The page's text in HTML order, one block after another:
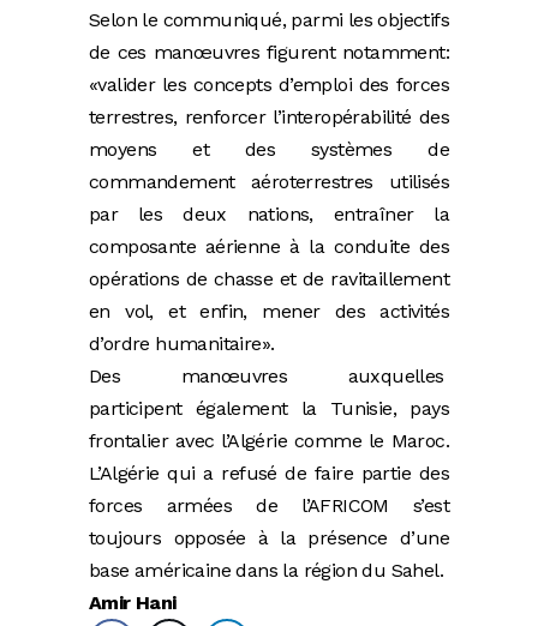
Selon le communiqué, parmi les objectifs
de ces manœuvres figurent notamment:
«valider les concepts d’emploi des forces
terrestres, renforcer l’interopérabilité des
moyens et des systèmes de
commandement aéroterrestres utilisés
par les deux nations, entraîner la
composante aérienne à la conduite des
opérations de chasse et de ravitaillement
en vol, et enfin, mener des activités
d’ordre humanitaire».
Des manœuvres auxquelles
participent également la Tunisie, pays
frontalier avec l’Algérie comme le Maroc.
L’Algérie qui a refusé de faire partie des
forces armées de l’AFRICOM s’est
toujours opposée à la présence d’une
base américaine dans la région du Sahel.
Amir Hani